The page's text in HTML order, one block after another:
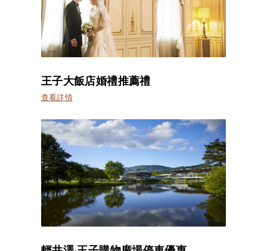
王子大飯店婚禮推薦禮
查看詳情